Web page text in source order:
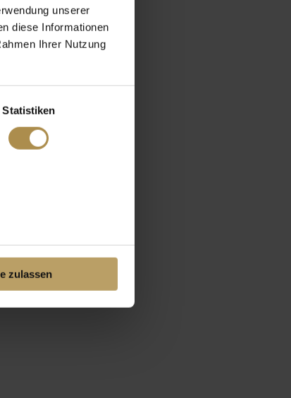
unserer
diese Informationen
Ihrer Nutzung
Statistiken
zulassen